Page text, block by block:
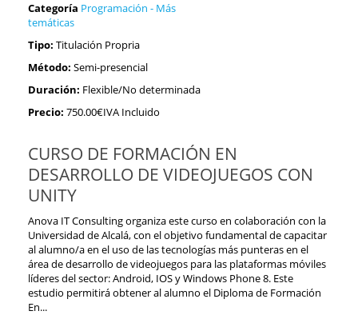
Categoría Programación - Más
temáticas
Tipo: Titulación Propria
Método: Semi-presencial
Duración: Flexible/No determinada
Precio: 750.00€IVA Incluido
CURSO DE FORMACIÓN EN
DESARROLLO DE VIDEOJUEGOS CON
UNITY
Anova IT Consulting organiza este curso en colaboración con la
Universidad de Alcalá, con el objetivo fundamental de capacitar
al alumno/a en el uso de las tecnologías más punteras en el
área de desarrollo de videojuegos para las plataformas móviles
líderes del sector: Android, IOS y Windows Phone 8. Este
estudio permitirá obtener al alumno el Diploma de Formación
En...